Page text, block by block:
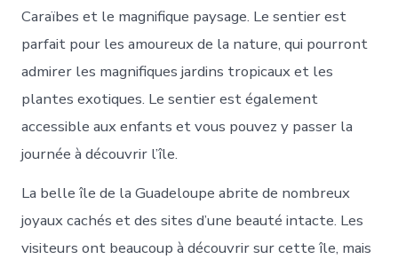
Caraïbes et le magnifique paysage. Le sentier est
parfait pour les amoureux de la nature, qui pourront
admirer les magnifiques jardins tropicaux et les
plantes exotiques. Le sentier est également
accessible aux enfants et vous pouvez y passer la
journée à découvrir l’île.
La belle île de la Guadeloupe abrite de nombreux
joyaux cachés et des sites d’une beauté intacte. Les
visiteurs ont beaucoup à découvrir sur cette île, mais